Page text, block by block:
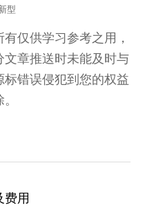
型
仅供学习参考之用，
章推送时未能及时与
错误侵犯到您的权益
费用